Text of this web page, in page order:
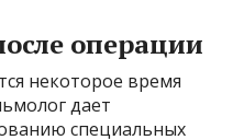
операции
некоторое время
дает
специальных